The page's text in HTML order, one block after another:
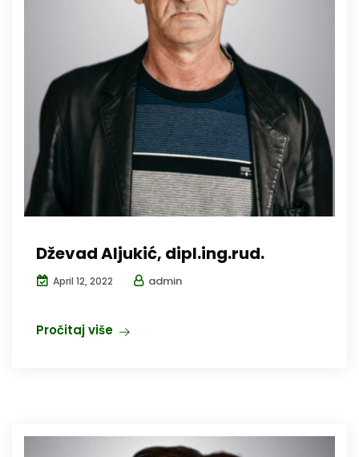
Dževad Aljukić, dipl.ing.rud.
April 12, 2022 admin
Pročitaj više